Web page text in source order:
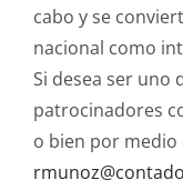
cabo y se
nacional como
Si desea ser uno
patrocinadores
o bien por